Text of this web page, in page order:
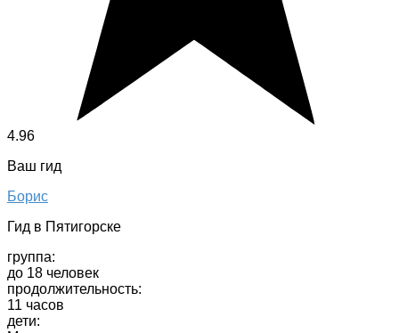
4.96
Ваш гид
Борис
Гид в Пятигорске
группа:
до 18 человек
продолжительность:
11 часов
дети: